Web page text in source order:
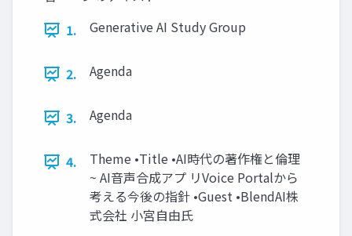
1.
Generative AI Study Group
2. Agenda
3. Agenda
4.
Theme •Title •AI時代の著作権と倫理
~ AI音声合成アプ リVoice Portalから
考える今後の指針 •Guest •BlendAI株
式会社 小宮自由氏